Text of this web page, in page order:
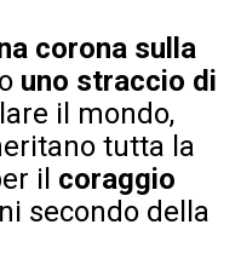
corona sulla
uno straccio di
il mondo,
tutta la
il coraggio
secondo della